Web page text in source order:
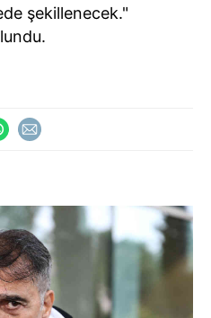
şekillenecek."